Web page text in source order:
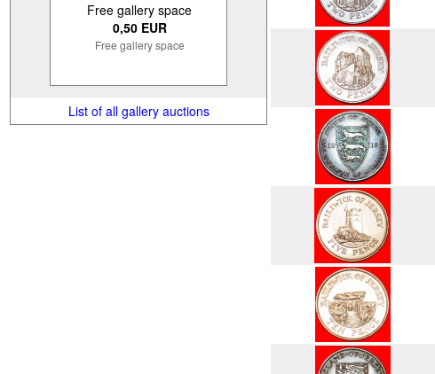
Free gallery space
0,50 EUR
Free gallery space
List of all gallery auctions